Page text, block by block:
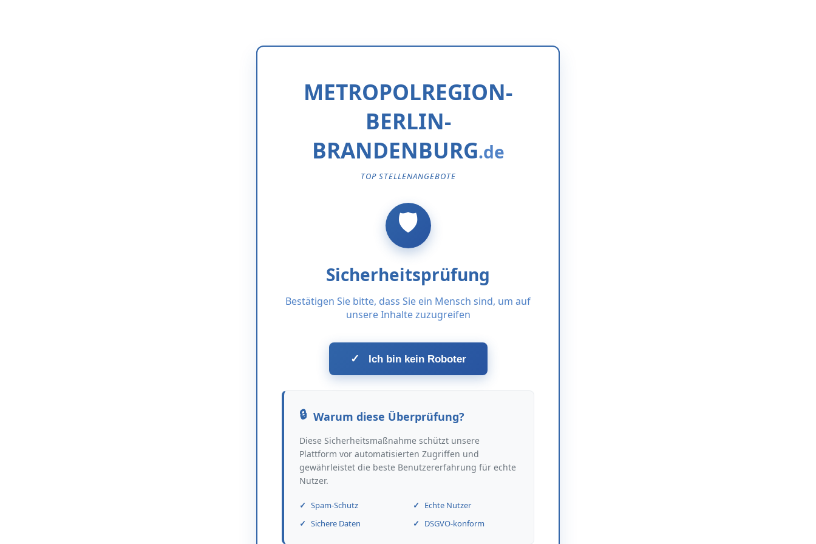
METROPOLREGION-
BERLIN-
BRANDENBURG
TOP STELLENANGEBOTE
Sicherheitsprüfung
Bestätigen Sie bitte, dass Sie ein Mensch sind, um auf
unsere Inhalte zuzugreifen
✓ Ich bin kein Roboter
Warum diese Überprüfung?
Diese Sicherheitsmaßnahme schützt unsere
Plattform vor automatisierten Zugriffen und
gewährleistet die beste Benutzererfahrung für echte
Nutzer.
Spam-Schutz
Echte Nutzer
Sichere Daten
DSGVO-konform